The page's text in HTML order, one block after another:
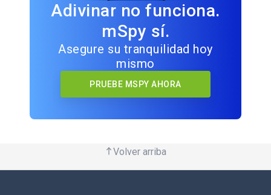
Adivinar no funciona.
mSpy sí.
Asegure su tranquilidad hoy
mismo
PRUEBE MSPY AHORA
Volver arriba